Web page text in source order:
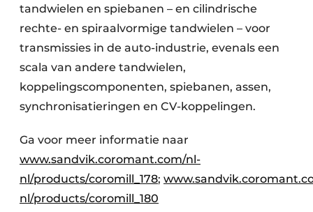
tandwielen en spiebanen – en cilindrische
rechte- en spiraalvormige tandwielen – voor
transmissies in de auto-industrie, evenals een
scala van andere tandwielen,
koppelingscomponenten, spiebanen, assen,
synchronisatieringen en CV-koppelingen.
Ga voor meer informatie naar
www.sandvik.coromant.com/nl-
nl/products/coromill_178;
nl/products/coromill_180